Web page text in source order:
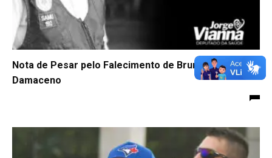
Nota de Pesar pelo Falecimento de Bruno Souza
Damaceno